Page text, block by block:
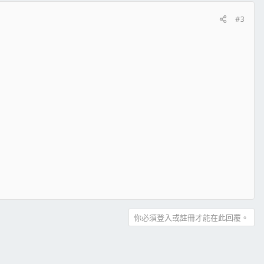
#3
你必須登入或註冊才能在此回覆。